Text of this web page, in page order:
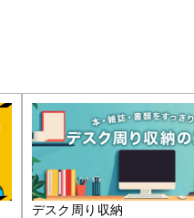
デスク周り収納